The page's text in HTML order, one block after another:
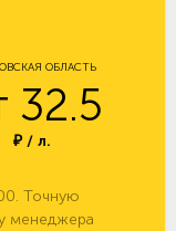
ОБЛАСТЬ
32.5
₽ / л.
Точную
менеджера